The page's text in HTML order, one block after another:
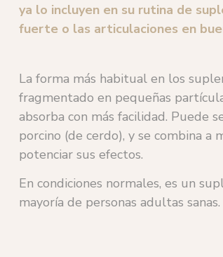
ya lo incluyen en su rutina de
fuerte o las articulaciones en
La forma más habitual en los
fragmentado en pequeñas
absorba con más facilidad. Puede
porcino (de cerdo), y se combina a
potenciar sus efectos.
En condiciones normales, es un
mayoría de personas adultas sanas.